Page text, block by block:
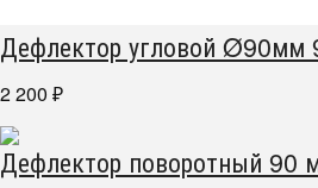
Дефлектор угловой Ø90мм
2 200 ₽
Дефлектор поворотный 90